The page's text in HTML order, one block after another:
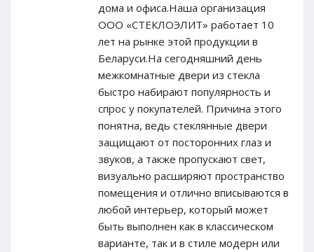
дома и офиса.Наша организация
ООО «СТЕКЛОЭЛИТ» работает 10
лет на рынке этой продукции в
Беларуси.На сегодняшний день
межкомнатные двери из стекла
быстро набирают популярность и
спрос у покупателей. Причина этого
понятна, ведь стеклянные двери
защищают от посторонних глаз и
звуков, а также пропускают свет,
визуально расширяют пространство
помещения и отлично вписываются в
любой интерьер, который может
быть выполнен как в классическом
варианте, так и в стиле модерн или